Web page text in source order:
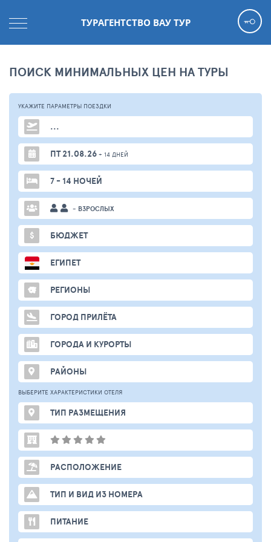
ТУРАГЕНТСТВО ВАУ ТУР
ПОИСК МИНИМАЛЬНЫХ ЦЕН НА ТУРЫ
УКАЖИТЕ ПАРАМЕТРЫ ПОЕЗДКИ
...
ПТ 21.08.26 + 14 ДНЕЙ
7 - 14 НОЧЕЙ
- ВЗРОСЛЫХ
$ БЮДЖЕТ
ЕГИПЕТ
РЕГИОНЫ
ГОРОД ПРИЛЁТА
ГОРОДА И КУРОРТЫ
РАЙОНЫ
ВЫБЕРИТЕ ХАРАКТЕРИСТИКИ ОТЕЛЯ
ТИП РАЗМЕЩЕНИЯ
РАСПОЛОЖЕНИЕ
ТИП И ВИД ИЗ НОМЕРА
ПИТАНИЕ